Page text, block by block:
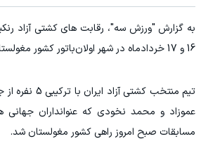
به گزارش "ورزش سه"، رقابت های کشتی آزاد
16 و 17 خردادماه در شهر اولان‌باتور کشور مغولستان برگزار می شود.
تیم منتخب
عموزاد و محمد نخودی که عنوانداران جهانی
مسابقات صبح امروز راهی کشور مغولستان شد.